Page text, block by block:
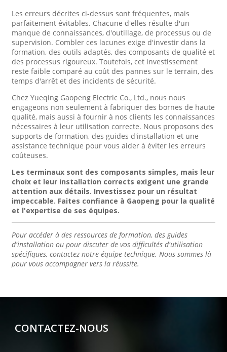
Les erreurs décrites ci-dessus sont fréquentes, mais
parfaitement évitables. Chacune d'elles résulte d'un
manque de connaissances, d'outillage, de processus ou de
supervision. Combler ces lacunes exige d'investir dans la
formation, des outils adaptés, des composants de qualité et
des processus rigoureux. Toutefois, cet investissement
reste faible comparé au coût des pannes sur le terrain, des
temps d'arrêt et des incidents de sécurité.
Chez Yueqing Gaopeng Electric Co., Ltd., nous nous
engageons non seulement à fabriquer des bornes de haute
qualité, mais aussi à fournir à nos clients les connaissances
nécessaires à leur utilisation correcte. Nous proposons des
supports de formation, des guides d'installation et une
assistance technique pour vous aider à éviter les erreurs
coûteuses.
Les terminaux sont des composants simples, mais leur
choix et leur installation corrects exigent une grande
attention aux détails. Investissez pour un résultat
impeccable. Faites confiance à Gaopeng pour la qualité
et l'expertise de ses équipes.
Pour accéder à des ressources de formation, des guides
d'installation ou pour discuter de vos difficultés d'utilisation
spécifiques, contactez notre équipe technique. Nous sommes là
pour vous accompagner vers la réussite.
CONTACTEZ-NOUS